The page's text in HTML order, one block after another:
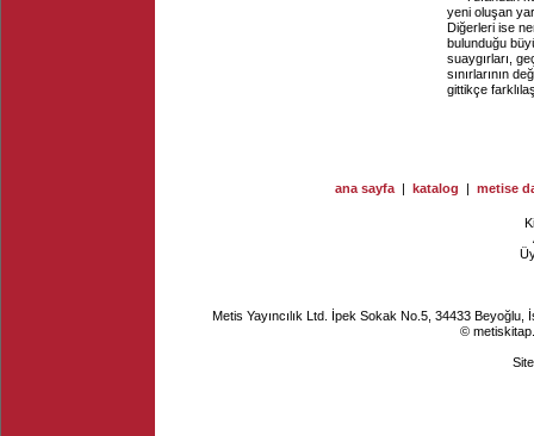
yeni oluşan
Diğerleri ise
bulunduğu
suaygırları,
sınırlarının
gittikçe
ana sayfa | katalog | metise
Metis Yayıncılık Ltd. İpek Sokak No.5, 34433
©